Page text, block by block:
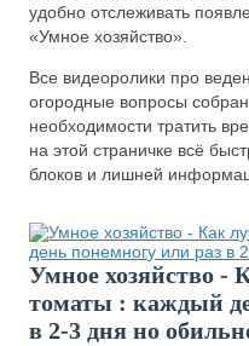
удобно отслеживать
«Умное хозяйство».
Все видеоролики про
огородные вопросы
необходимости тратить
на этой страничке всё
блоков и лишней
Умное хозяйство -
томаты : каждый
в 2-3 дня но